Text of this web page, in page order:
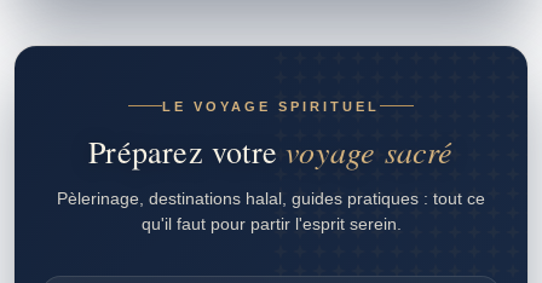
LE VOYAGE SPIRITUEL
Préparez votrevoyage sacré
Pèlerinage, destinations halal, guides pratiques : tout ce
qu'il faut pour partir l'esprit serein.